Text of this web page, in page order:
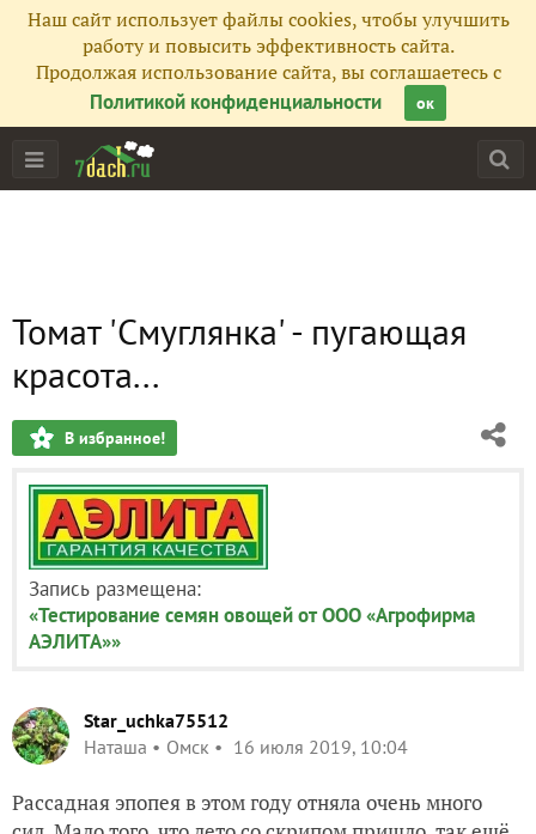
Наш сайт использует файлы cookies, чтобы улучшить
работу и повысить эффективность сайта.
Продолжая использование сайта, вы соглашаетесь с
Политикой конфиденциальности
ок
Томат 'Смуглянка' - пугающая
красота...
В избранное!
Запись размещена:
«Тестирование семян овощей от ООО «Агрофирма
АЭЛИТА»»
Star_uchka75512
Наташа
Омск 16 июля 2019, 10:04
Рассадная эпопея в этом году отняла очень много